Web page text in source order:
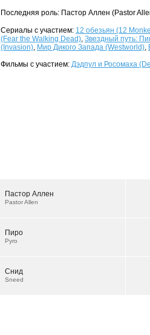
Последняя роль: Пастор Аллен (Pastor
Сериалы с участием: 12 обезьян (12
(Fear the Walking Dead), Звездный путь:
(Invasion), Мир Дикого Запада (Westworld),
Фильмы с участием: Дэдпул и Росомаха
Пастор Аллен
Pastor Allen
Пиро
Pyro
Снид
Sneed